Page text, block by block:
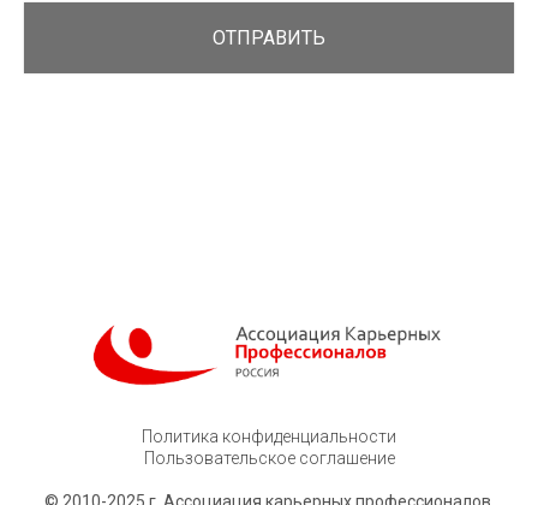
ОТПРАВИТЬ
Политика конфиденциальности
Пользовательское соглашение